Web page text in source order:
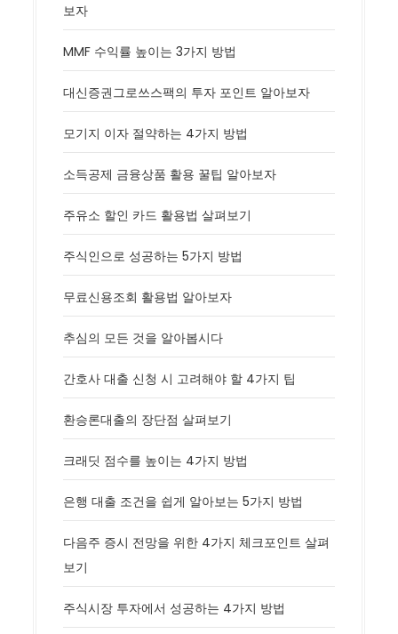
보자
MMF 수익률 높이는 3가지 방법
대신증권그로쓰스팩의 투자 포인트 알아보자
모기지 이자 절약하는 4가지 방법
소득공제 금융상품 활용 꿀팁 알아보자
주유소 할인 카드 활용법 살펴보기
주식인으로 성공하는 5가지 방법
무료신용조회 활용법 알아보자
추심의 모든 것을 알아봅시다
간호사 대출 신청 시 고려해야 할 4가지 팁
환승론대출의 장단점 살펴보기
크래딧 점수를 높이는 4가지 방법
은행 대출 조건을 쉽게 알아보는 5가지 방법
다음주 증시 전망을 위한 4가지 체크포인트 살펴
보기
주식시장 투자에서 성공하는 4가지 방법